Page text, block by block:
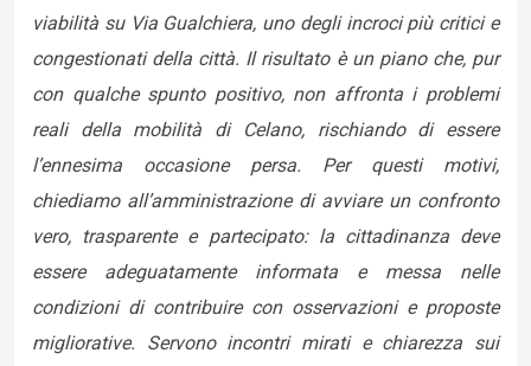
viabilità su Via Gualchiera, uno degli incroci più critici e
congestionati della città. Il risultato è un piano che, pur
con qualche spunto positivo, non affronta i problemi
reali della mobilità di Celano, rischiando di essere
l’ennesima occasione persa. Per questi motivi,
chiediamo all’amministrazione di avviare un confronto
vero, trasparente e partecipato: la cittadinanza deve
essere adeguatamente informata e messa nelle
condizioni di contribuire con osservazioni e proposte
migliorative. Servono incontri mirati e chiarezza sui